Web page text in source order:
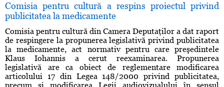
Comisia pentru cultură a respins proiectul privind
publicitatea la medicamente
Comisia pentru cultură din Camera Deputaţilor a dat raport
de respingere la propunerea legislativă privind publicitatea
la medicamente, act normativ pentru care preşedintele
Klaus Iohannis a cerut reexaminarea. Propunerea
legislativă are ca obiect de reglementare modificarea
articolului 17 din Legea 148/2000 privind publicitatea,